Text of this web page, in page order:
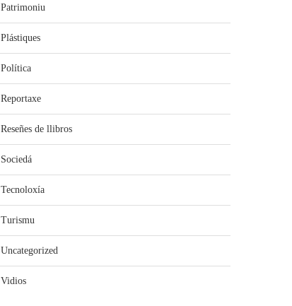
Patrimoniu
Plástiques
Política
Reportaxe
Reseñes de llibros
Sociedá
Tecnoloxía
Turismu
Uncategorized
Vidios